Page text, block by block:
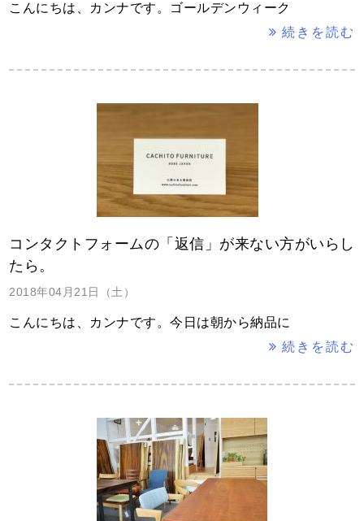
こんにちは、カンナです。ゴールデンウィーク
続きを読む
コンタクトフォームの「返信」が来ない方がいらし
たら。
2018年04月21日（土）
こんにちは、カンナです。今日は朝から納品に
続きを読む